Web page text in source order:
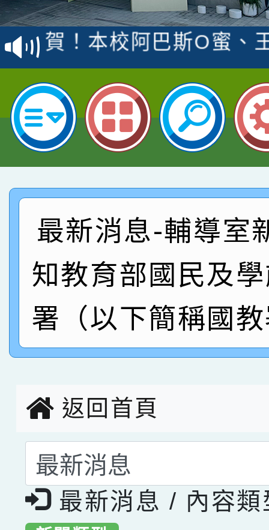
賽 洪綺君教師榮獲社
賀！本校阿巴斯O蜜、
名 指導老師王老師、
賀！本校四年二班張O
園市英語競賽國小朗讀
指導老師林老師
賀！本校參加桃園市中
賽 劉文瑛教師榮獲教
臺灣台語-第二名
賀！本校參與2026世
市賽榮獲科學小創客佳
創客第三名。
賀！本校參加桃園市中
賽 洪綺君教師榮獲社
名
賀！本校阿巴斯O蜜、
倩參加桃園市科展 國
名 指導老師王老師、
賀！本校四年二班張O
園市英語競賽國小朗讀
指導老師林老師
賀！本校參加桃園市中
賽 劉文瑛教師榮獲教
賀！本校參與2026世
最新消息-輔導室
知教育部國民及
署（以下簡稱國
返回首頁
選擇後頁面內容會更
最新消息 / 內容類